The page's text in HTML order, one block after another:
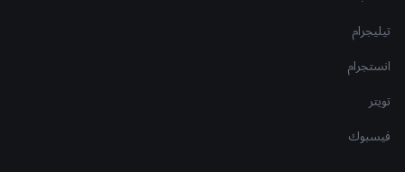
تيليجرام
انستجرام
تويتر
فيسبوك